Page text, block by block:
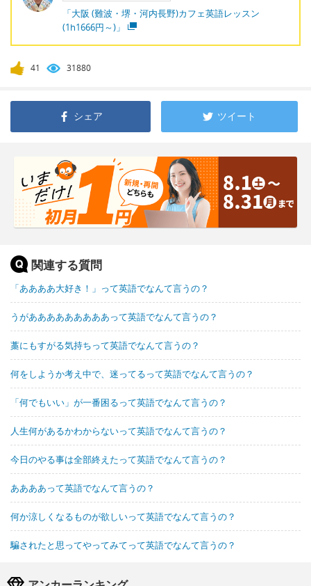
「大阪 (難波・堺・河内長野)カフェ英語レッスン
(1h1666円～)」
41 31880
シェア ツイート
関連する質問
「ああああ大好き！」って英語でなんて言うの？
うがあああああああああって英語でなんて言うの？
藁にもすがる気持ちって英語でなんて言うの？
何をしようか考え中で、迷ってるって英語でなんて言うの？
「何でもいい」が一番困るって英語でなんて言うの？
人生何があるかわからないって英語でなんて言うの？
今日のやる事は全部終えたって英語でなんて言うの？
ああああって英語でなんて言うの？
何か涼しくなるものが欲しいって英語でなんて言うの？
騙されたと思ってやってみてって英語でなんて言うの？